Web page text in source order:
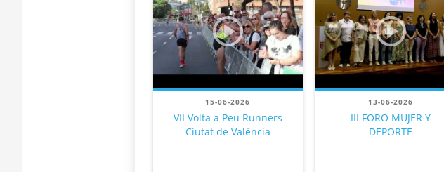
15-06-2026
VII Volta a Peu Runners
Ciutat de València
13-06-2026
III FORO MUJER Y
DEPORTE